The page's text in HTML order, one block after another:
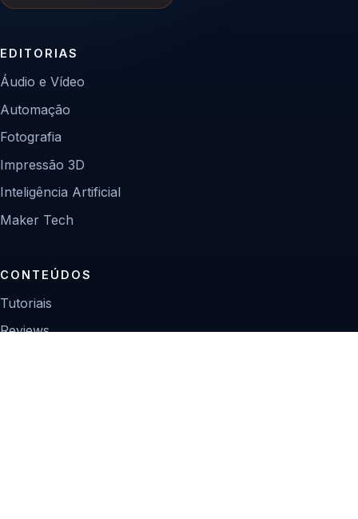
EDITORIAS
Áudio e Vídeo
Automação
Fotografia
Impressão 3D
Inteligência Artificial
Maker Tech
CONTEÚDOS
Tutoriais
Reviews